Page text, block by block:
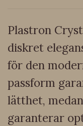
Plastron
diskret
för den
passform
lätthet,
garanterar